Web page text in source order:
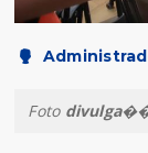
Foto